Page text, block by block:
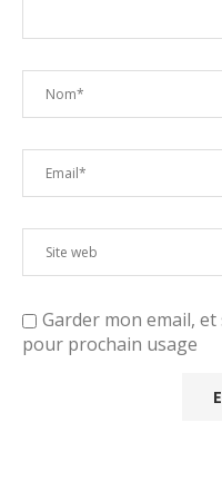
Garder mon email,
pour prochain usage